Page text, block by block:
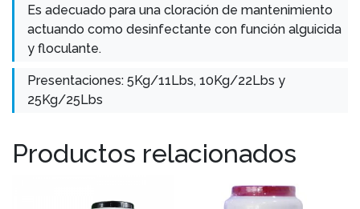
Es adecuado para una cloración de mantenimiento
actuando como desinfectante con función alguicida
y floculante.
Presentaciones: 5Kg/11Lbs, 10Kg/22Lbs y
25Kg/25Lbs
Productos relacionados